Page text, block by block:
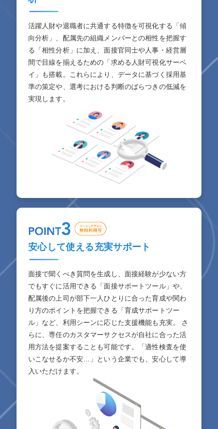
活躍人財や退職者に共通する特徴を可視化する「傾
向分析」、配属先の組織メンバーとの相性を把握す
る「相性分析」に加え、面接官同士や人事・経営層
間で目線を揃えるための「求める人財可視化サーベ
イ」も搭載。これらにより、データに基づく採用基
準の策定や、選考における判断のばらつきの低減を
実現します。
安心して使える充実サポート
面接で聞くべき質問を生成し、面接経験が少ない方
でもすぐに活用できる「面接サポートツール」や、
配属後の上司が部下一人ひとりに合った育成や関わ
り方のポイントを把握できる「育成サポートツー
ル」など、利用シーンに応じた支援機能も充実。 さ
らに、専任のカスタマーサクセスが自社に合った活
用方法を提案することも可能です。「適性検査を使
いこなせるか不安…」という企業でも、安心して導
入いただけます。